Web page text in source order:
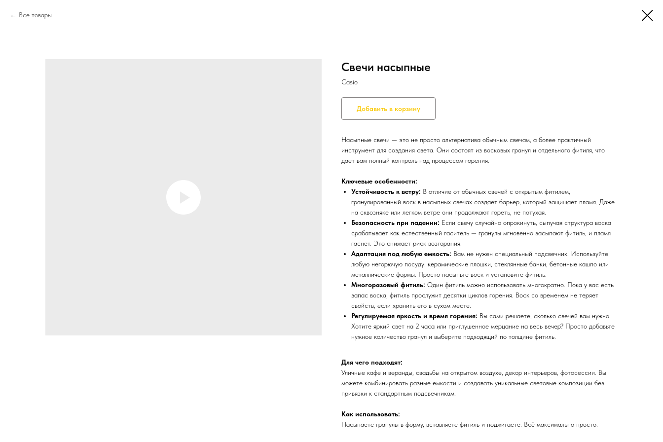
Все товары
Свечи насыпные
Casio
Добавить в корзину
Насыпные свечи — это не просто альтернатива обычным свечам, а более практичный
инструмент для создания света. Они состоят из восковых гранул и отдельного фитиля, что
дает вам полный контроль над процессом горения.
Ключевые особенности:
Устойчивость к ветру: В отличие от обычных свечей с открытым фитилем,
гранулированный воск в насыпных свечах создает барьер, который защищает пламя. Даже
на сквозняке или легком ветре они продолжают гореть, не потухая.
Безопасность при падении: Если свечу случайно опрокинуть, сыпучая структура воска
срабатывает как естественный гаситель — гранулы мгновенно засыпают фитиль, и пламя
гаснет. Это снижает риск возгорания.
Адаптация под любую емкость: Вам не нужен специальный подсвечник. Используйте
любую негорючую посуду: керамические плошки, стеклянные банки, бетонные кашпо или
металлические формы. Просто насыпьте воск и установите фитиль.
Многоразовый фитиль: Один фитиль можно использовать многократно. Пока у вас есть
запас воска, фитиль прослужит десятки циклов горения. Воск со временем не теряет
свойств, если хранить его в сухом месте.
Регулируемая яркость и время горения: Вы сами решаете, сколько свечей вам нужно.
Хотите яркий свет на 2 часа или приглушенное мерцание на весь вечер? Просто добавьте
нужное количество гранул и выберите подходящий по толщине фитиль.
Для чего подходят:
Уличные кафе и веранды, свадьбы на открытом воздухе, декор интерьеров, фотосессии. Вы
можете комбинировать разные емкости и создавать уникальные световые композиции без
привязки к стандартным подсвечникам.
Как использовать:
Насыпаете гранулы в форму, вставляете фитиль и поджигаете. Всё максимально просто.